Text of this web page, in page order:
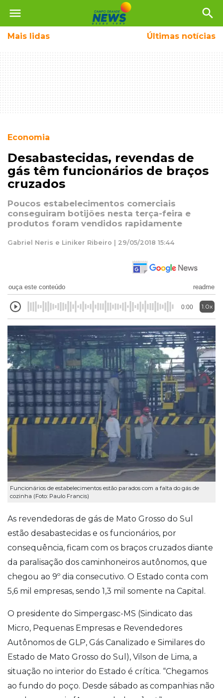
menu search
Mais lidas Últimas notícias
Economia
Desabastecidas, revendas de
gás têm funcionários de braços
cruzados
Poucos estabelecimentos comerciais
conseguiram botijões nesta terça-feira e
produtos foram vendidos rapidamente
Gabriel Neris e Liniker Ribeiro | 29/05/2018 15:44
ouça este conteúdo readme
0:00 1.0x
Funcionários de estabelecimentos estão parados com a falta do gás de
cozinha (Foto: Paulo Francis)
As revendedoras de gás de Mato Grosso do Sul
estão desabastecidas e os funcionários, por
consequência, ficam com os braços cruzados diante
da paralisação dos caminhoneiros autônomos, que
chegou ao 9º dia consecutivo. O Estado conta com
5,6 mil empresas, sendo 1,3 mil somente na Capital.
O presidente do Simpergasc-MS (Sindicato das
Micro, Pequenas Empresas e Revendedores
Autônomos de GLP, Gás Canalizado e Similares do
Estado de Mato Grosso do Sul), Vilson de Lima, a
situação no interior do Estado é crítica. “Chegamos
ao fundo do poço. Desde sábado as companhias não